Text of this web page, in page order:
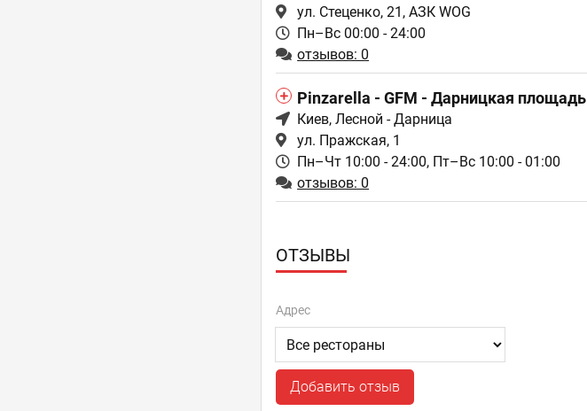
ул. Стеценко, 21, АЗК WOG
Пн–Вс 00:00 - 24:00
отзывов: 0
Pinzarella - GFM - Дарницкая площадь
Киев, Лесной - Дарница
ул. Пражская, 1
Пн–Чт 10:00 - 24:00, Пт–Вс 10:00 - 01:00
отзывов: 0
ОТЗЫВЫ
Адрес
Добавить отзыв